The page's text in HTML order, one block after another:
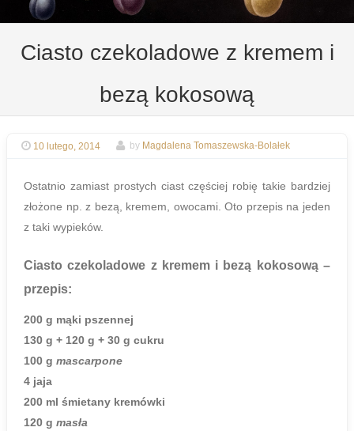
Ciasto czekoladowe z kremem i
bezą kokosową
10 lutego, 2014 by Magdalena Tomaszewska-Bolałek
Ostatnio zamiast prostych ciast częściej robię takie bardziej
złożone np. z bezą, kremem, owocami. Oto przepis na jeden
z taki wypieków.
Ciasto czekoladowe z kremem i bezą kokosową–
przepis:
200 g mąki pszennej
130 g + 120 g + 30 g cukru
100 g mascarpone
4 jaja
200 ml śmietany kremówki
120 g masła